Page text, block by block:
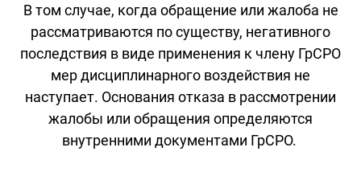
В том случае, когда обращение или жалоба не
рассматриваются по существу, негативного
последствия в виде применения к члену ГрСРО
мер дисциплинарного воздействия не
наступает. Основания отказа в рассмотрении
жалобы или обращения определяются
внутренними документами ГрСРО.